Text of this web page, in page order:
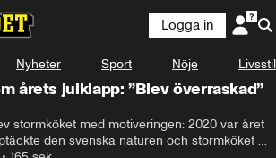
Logga in
Nyheter Sport Nöje Livsstil
årets julklapp: ”Blev överraskad”
stormköket med motiveringen: 2020 var året
den svenska naturen och stormköket